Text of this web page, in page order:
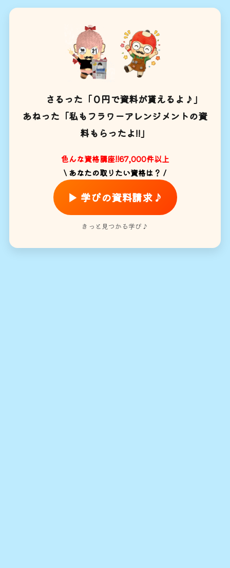
さるった「０円で資料が貰えるよ♪」
あねった「私もフラワーアレンジメントの資
料もらったよ!!」
色んな資格講座!!67,000件以上
\ あなたの取りたい資格は？ /
▶ 学びの資料請求♪
きっと見つかる学び♪